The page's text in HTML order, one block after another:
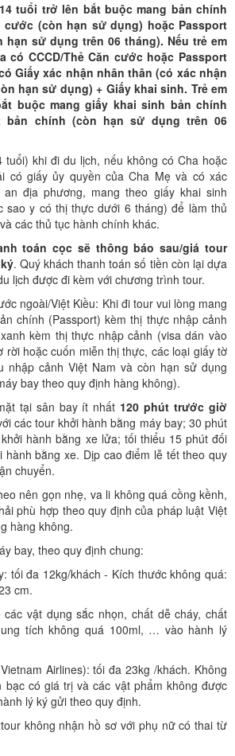
tuổi trở lên bắt buộc mang bản chính
cước (còn hạn sử dụng) hoặc Passport
hạn sử dụng trên 06 tháng). Nếu trẻ em
có CCCD/Thẻ Căn cước hoặc Passport
Giấy xác nhận nhân thân (có xác nhận
hạn sử dụng) + Giấy khai sinh. Trẻ em
buộc mang giấy khai sinh bản chính
bản chính (còn hạn sử dụng trên 06
tuổi) khi đi du lịch, nếu không có Cha hoặc
có giấy ủy quyền của Cha Mẹ và có xác
địa phương, mang theo giấy khai sinh
sao y có thị thực dưới 6 tháng) để làm thủ
các thủ tục hành chính khác.
toán cọc sẽ thông báo sau/giá tour
. Quý khách thanh toán số tiền còn lại dựa
lịch được đi kèm với chương trình tour.
ngoài/Việt Kiều: Khi đi tour vui lòng mang
chính (Passport) kèm thị thực nhập cảnh
kèm thị thực nhập cảnh (visa dán vào
rời hoặc cuốn miễn thị thực, các loại giấy tờ
nhập cảnh Việt Nam và còn hạn sử dụng
bay theo quy định hàng không).
tại sân bay ít nhất 120 phút trước giờ
các tour khởi hành bằng máy bay; 30 phút
hành bằng xe lửa; tối thiểu 15 phút đối
hành bằng xe. Dịp cao điểm lễ tết theo quy
chuyển.
nên gọn nhẹ, va li không quá cồng kềnh,
phù hợp theo quy định của pháp luật Việt
hàng không.
bay, theo quy định chung:
tối đa 12kg/khách - Kích thước không quá:
cm.
các vật dụng sắc nhọn, chất dễ cháy, chất
tích không quá 100ml, … vào hành lý
Airlines): tối đa 23kg /khách. Không
bạc có giá trị và các vật phẩm không được
lý ký gửi theo quy định.
không nhận hồ sơ với phụ nữ có thai từ